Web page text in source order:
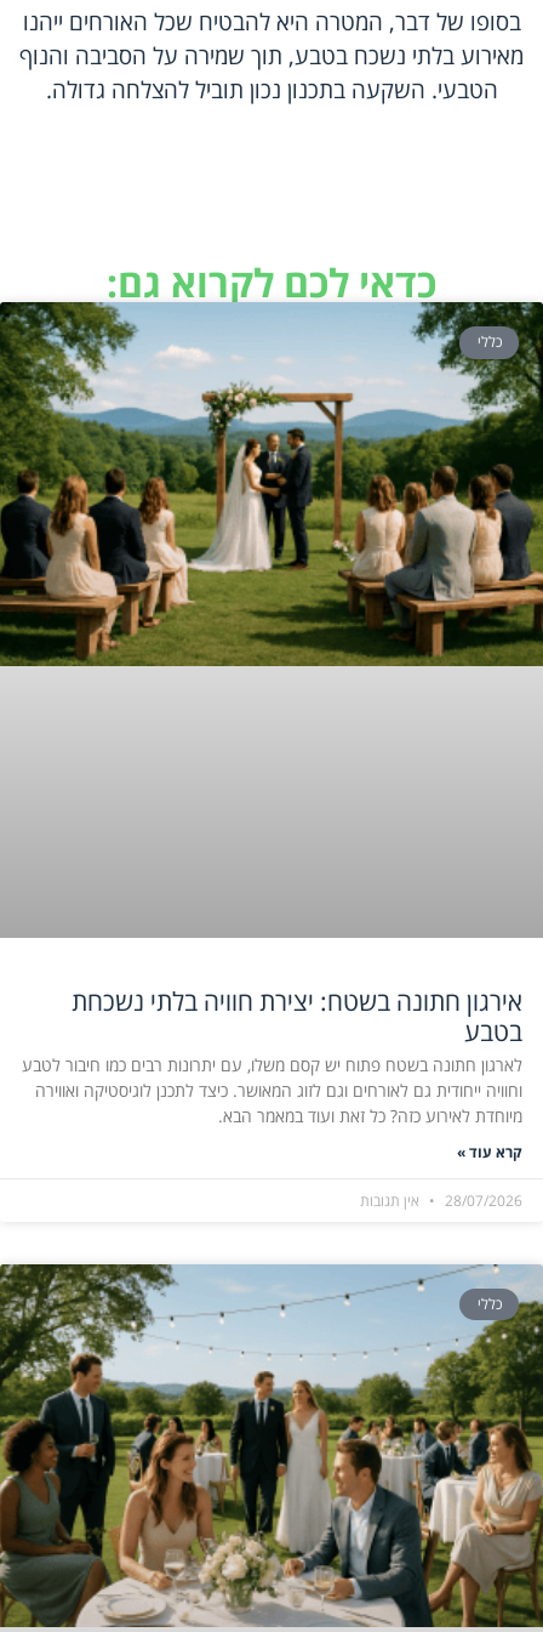
בסופו של דבר, המטרה היא להבטיח שכל האורחים ייהנו
מאירוע בלתי נשכח בטבע, תוך שמירה על הסביבה והנוף
הטבעי. השקעה בתכנון נכון תוביל להצלחה גדולה.
כדאי לכם לקרוא גם:
כללי
אירגון חתונה בשטח: יצירת חוויה בלתי נשכחת
בטבע
לארגון חתונה בשטח פתוח יש קסם משלו, עם יתרונות רבים כמו חיבור לטבע
וחוויה ייחודית גם לאורחים וגם לזוג המאושר. כיצד לתכנן לוגיסטיקה ואווירה
מיוחדת לאירוע כזה? כל זאת ועוד במאמר הבא.
קרא עוד »
28/07/2026 אין תגובות
כללי